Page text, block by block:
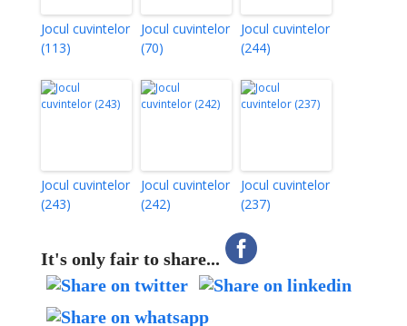
Jocul cuvintelor
(113)
Jocul cuvintelor
(70)
Jocul cuvintelor
(244)
Jocul cuvintelor
(243)
Jocul cuvintelor
(242)
Jocul cuvintelor
(237)
It's only fair to share...